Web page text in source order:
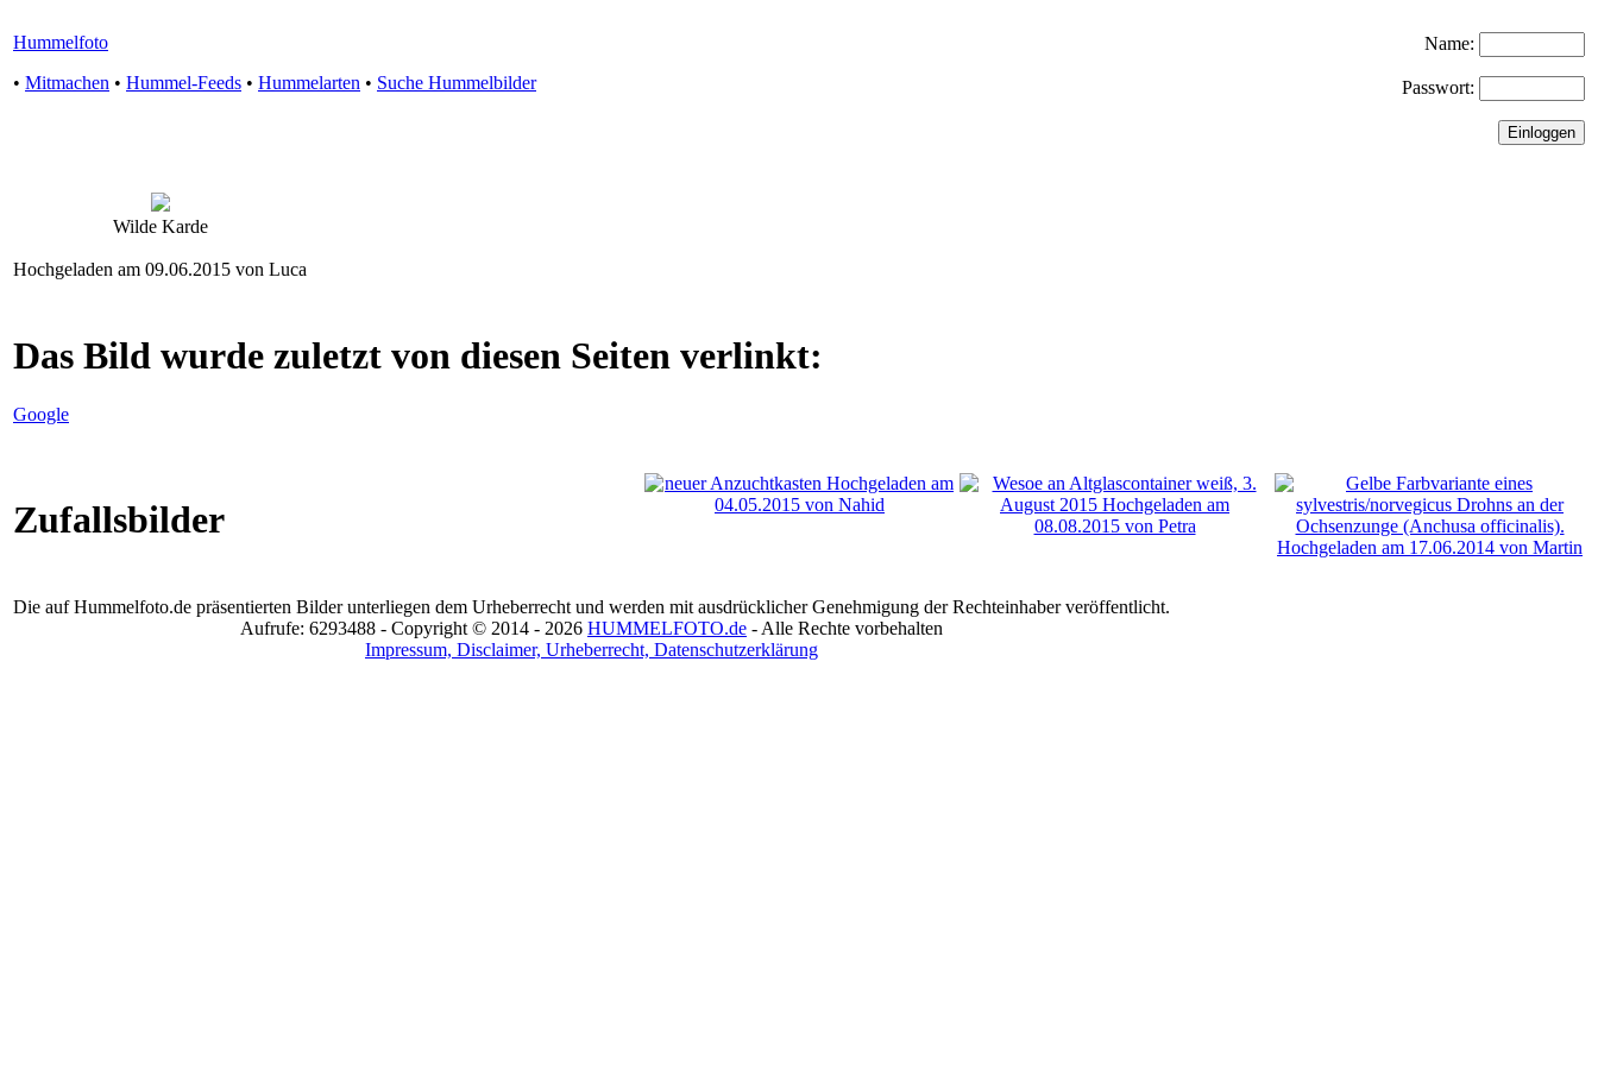
Hummelfoto
• Mitmachen • Hummel-Feeds • Hummelarten • Suche Hummelbilder
Name:
Passwort:
Wilde Karde
Hochgeladen am 09.06.2015 von Luca
Das Bild wurde zuletzt von diesen Seiten verlinkt:
Google
Zufallsbilder
Die auf Hummelfoto.de präsentierten Bilder unterliegen dem Urheberrecht und werden mit ausdrücklicher Genehmigung der Rechteinhaber veröffentlicht.
Aufrufe: 6293488 - Copyright © 2014 - 2026 HUMMELFOTO.de - Alle Rechte vorbehalten
Impressum, Disclaimer, Urheberrecht, Datenschutzerklärung